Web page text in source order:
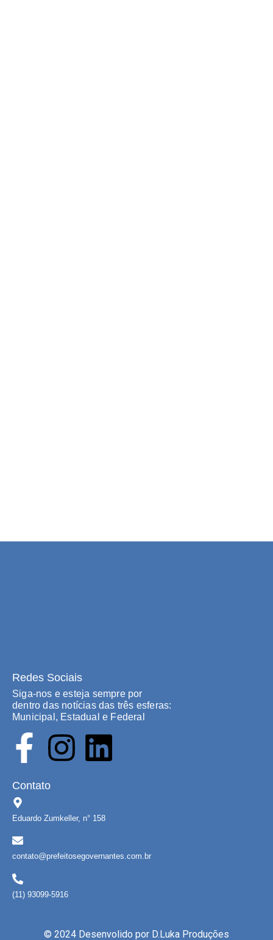
Redes Sociais
Siga-nos e esteja sempre por
dentro das notícias das três esferas:
Municipal, Estadual e Federal
Contato
Eduardo Zumkeller, n° 158
contato@prefeitosegovernantes.com.br
(11) 93099-5916
© 2024 Desenvolido por D.Luka Produções